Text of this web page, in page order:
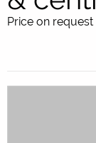
Price on request